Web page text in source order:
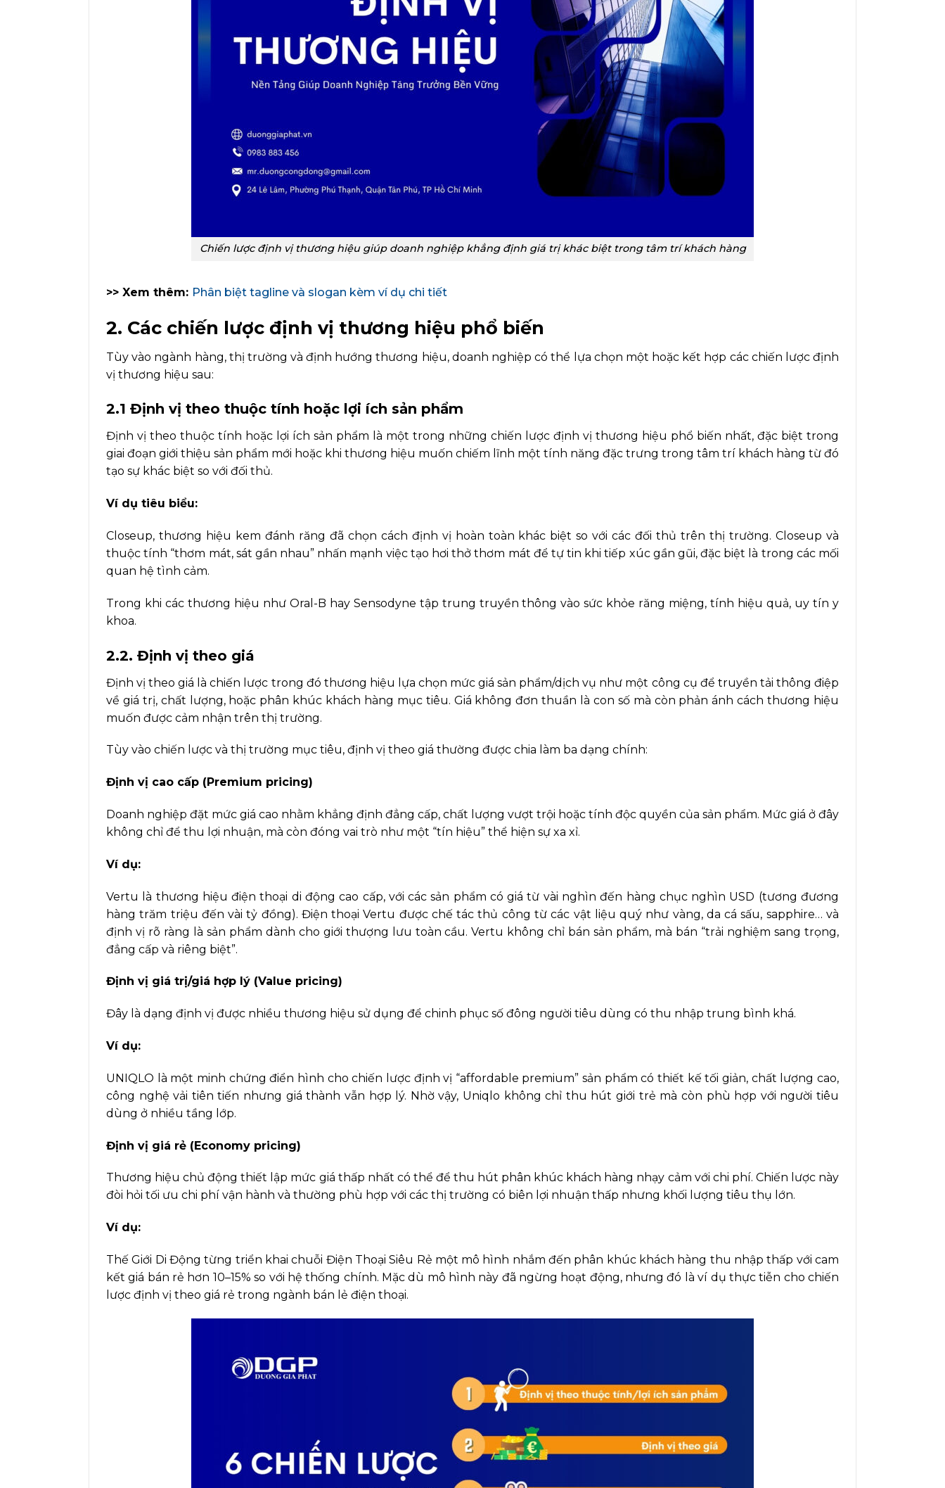
Chiến lược định vị thương hiệu giúp doanh nghiệp khẳng định giá trị khác biệt trong tâm trí khách hàng
>> Xem thêm: Phân biệt tagline và slogan kèm ví dụ chi tiết
2. Các chiến lược định vị thương hiệu phổ biến
Tùy vào ngành hàng, thị trường và định hướng thương hiệu, doanh nghiệp có thể lựa chọn một hoặc kết hợp các chiến lược định
vị thương hiệu sau:
2.1 Định vị theo thuộc tính hoặc lợi ích sản phẩm
Định vị theo thuộc tính hoặc lợi ích sản phẩm là một trong những chiến lược định vị thương hiệu phổ biến nhất, đặc biệt trong
giai đoạn giới thiệu sản phẩm mới hoặc khi thương hiệu muốn chiếm lĩnh một tính năng đặc trưng trong tâm trí khách hàng từ đó
tạo sự khác biệt so với đối thủ.
Ví dụ tiêu biểu:
Closeup, thương hiệu kem đánh răng đã chọn cách định vị hoàn toàn khác biệt so với các đối thủ trên thị trường. Closeup và
thuộc tính “thơm mát, sát gần nhau” nhấn mạnh việc tạo hơi thở thơm mát để tự tin khi tiếp xúc gần gũi, đặc biệt là trong các mối
quan hệ tình cảm.
Trong khi các thương hiệu như Oral-B hay Sensodyne tập trung truyền thông vào sức khỏe răng miệng, tính hiệu quả, uy tín y
khoa.
2.2. Định vị theo giá
Định vị theo giá là chiến lược trong đó thương hiệu lựa chọn mức giá sản phẩm/dịch vụ như một công cụ để truyền tải thông điệp
về giá trị, chất lượng, hoặc phân khúc khách hàng mục tiêu. Giá không đơn thuần là con số mà còn phản ánh cách thương hiệu
muốn được cảm nhận trên thị trường.
Tùy vào chiến lược và thị trường mục tiêu, định vị theo giá thường được chia làm ba dạng chính:
Định vị cao cấp (Premium pricing)
Doanh nghiệp đặt mức giá cao nhằm khẳng định đẳng cấp, chất lượng vượt trội hoặc tính độc quyền của sản phẩm. Mức giá ở đây
không chỉ để thu lợi nhuận, mà còn đóng vai trò như một “tín hiệu” thể hiện sự xa xỉ.
Ví dụ:
Vertu là thương hiệu điện thoại di động cao cấp, với các sản phẩm có giá từ vài nghìn đến hàng chục nghìn USD (tương đương
hàng trăm triệu đến vài tỷ đồng). Điện thoại Vertu được chế tác thủ công từ các vật liệu quý như vàng, da cá sấu, sapphire… và
định vị rõ ràng là sản phẩm dành cho giới thượng lưu toàn cầu. Vertu không chỉ bán sản phẩm, mà bán “trải nghiệm sang trọng,
đẳng cấp và riêng biệt”.
Định vị giá trị/giá hợp lý (Value pricing)
Đây là dạng định vị được nhiều thương hiệu sử dụng để chinh phục số đông người tiêu dùng có thu nhập trung bình khá.
Ví dụ:
UNIQLO là một minh chứng điển hình cho chiến lược định vị “affordable premium” sản phẩm có thiết kế tối giản, chất lượng cao,
công nghệ vải tiên tiến nhưng giá thành vẫn hợp lý. Nhờ vậy, Uniqlo không chỉ thu hút giới trẻ mà còn phù hợp với người tiêu
dùng ở nhiều tầng lớp.
Định vị giá rẻ (Economy pricing)
Thương hiệu chủ động thiết lập mức giá thấp nhất có thể để thu hút phân khúc khách hàng nhạy cảm với chi phí. Chiến lược này
đòi hỏi tối ưu chi phí vận hành và thường phù hợp với các thị trường có biên lợi nhuận thấp nhưng khối lượng tiêu thụ lớn.
Ví dụ:
Thế Giới Di Động từng triển khai chuỗi Điện Thoại Siêu Rẻ một mô hình nhắm đến phân khúc khách hàng thu nhập thấp với cam
kết giá bán rẻ hơn 10–15% so với hệ thống chính. Mặc dù mô hình này đã ngừng hoạt động, nhưng đó là ví dụ thực tiễn cho chiến
lược định vị theo giá rẻ trong ngành bán lẻ điện thoại.